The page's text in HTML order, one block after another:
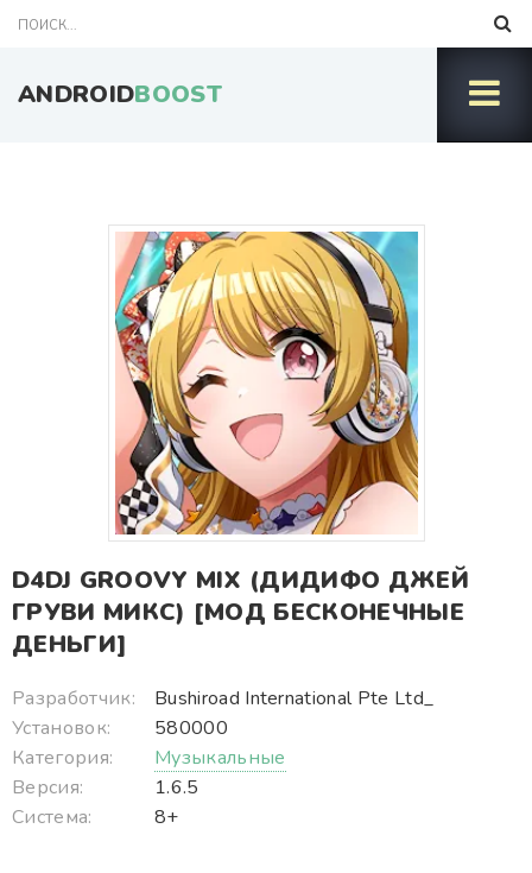
ANDROIDBOOST
D4DJ GROOVY MIX (ДИДИФО ДЖЕЙ
ГРУВИ МИКС) [МОД БЕСКОНЕЧНЫЕ
ДЕНЬГИ]
Разработчик:
Bushiroad International Pte Ltd_
Установок:
580000
Категория:
Музыкальные
Версия:
1.6.5
Система:
8+